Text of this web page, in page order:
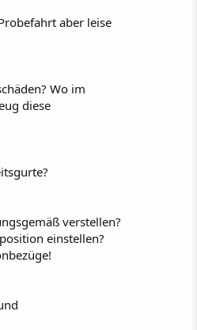
aber leise
Wo im
diese
verstellen?
einstellen?